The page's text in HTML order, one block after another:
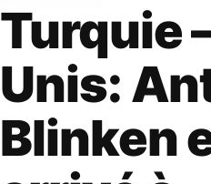
Turquie
Unis:
Blinken